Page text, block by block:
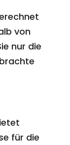
von
nur die
für die